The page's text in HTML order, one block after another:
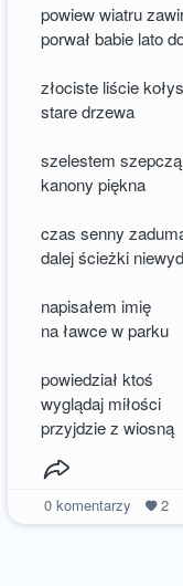
powiew wiatru
porwał babie lato
złociste liście
stare drzewa
szelestem szepczą
kanony piękna
czas senny
dalej ścieżki
napisałem imię
na ławce w parku
powiedział ktoś
wyglądaj miłości
przyjdzie z wiosną
0komentarzy 2